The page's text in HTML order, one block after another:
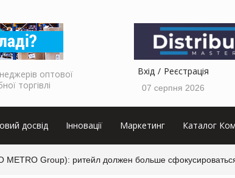
оптової
торгівлі
Вхід Реєстрація
07 серпня 2026
досвід Інновації Маркетинг Каталог
Group): ритейл должен больше